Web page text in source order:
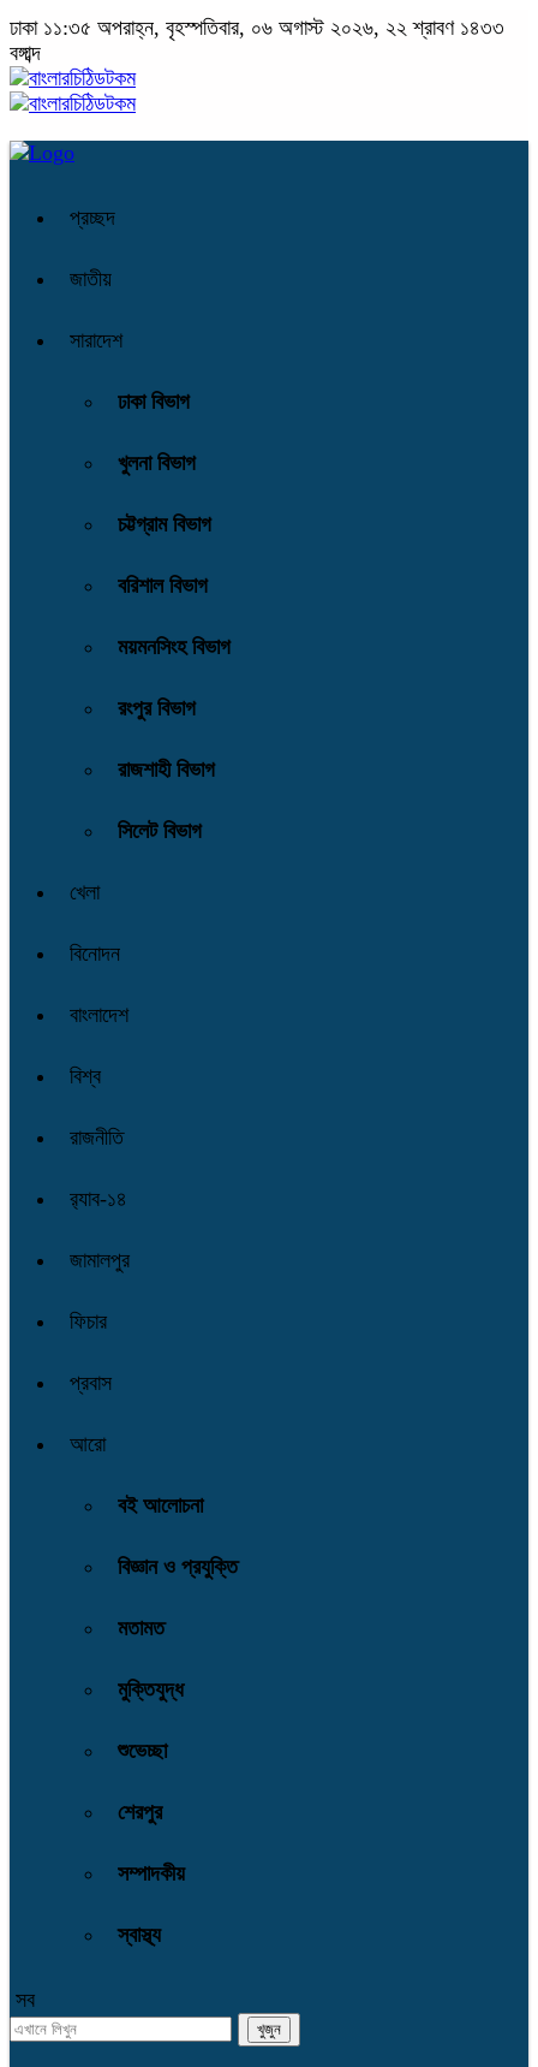
ঢাকা ১১:৩৫ অপরাহ্ন, বৃহস্পতিবার, ০৬ অগাস্ট ২০২৬, ২২ শ্রাবণ ১৪৩৩
বঙ্গাব্দ
প্রচ্ছদ
জাতীয়
সারাদেশ
ঢাকা বিভাগ
খুলনা বিভাগ
চট্টগ্রাম বিভাগ
বরিশাল বিভাগ
ময়মনসিংহ বিভাগ
রংপুর বিভাগ
রাজশাহী বিভাগ
সিলেট বিভাগ
খেলা
বিনোদন
বাংলাদেশ
বিশ্ব
রাজনীতি
র‌্যাব-১৪
জামালপুর
ফিচার
প্রবাস
আরো
বই আলোচনা
বিজ্ঞান ও প্রযুক্তি
মতামত
মুক্তিযুদ্ধ
শুভেচ্ছা
শেরপুর
সম্পাদকীয়
স্বাস্থ্য
সব